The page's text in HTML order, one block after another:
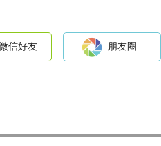
信好友 朋友圈